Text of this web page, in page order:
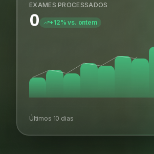
EXAMES PROCESSADOS
0 +12% vs. ontem
Últimos 10 dias